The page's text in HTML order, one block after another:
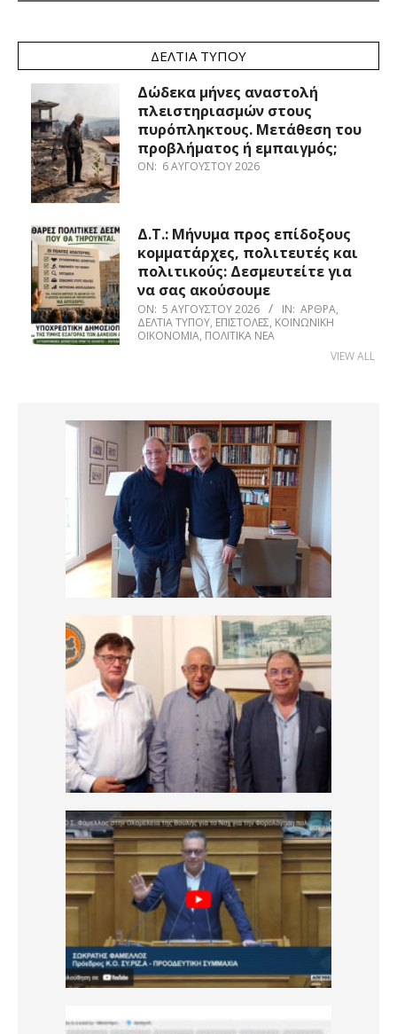
ΔΕΛΤΊΑ ΤΎΠΟΥ
Δώδεκα μήνες αναστολή
πλειστηριασμών στους
πυρόπληκτους. Μετάθεση του
προβλήματος ή εμπαιγμός;
ON: 6 ΑΥΓΟΎΣΤΟΥ 2026
Δ.Τ.: Μήνυμα προς επίδοξους
κομματάρχες, πολιτευτές και
πολιτικούς: Δεσμευτείτε για
να σας ακούσουμε
ON: 5 ΑΥΓΟΎΣΤΟΥ 2026 IN: ΆΡΘΡΑ,
ΔΕΛΤΊΑ ΤΎΠΟΥ, ΕΠΙΣΤΟΛΈΣ, ΚΟΙΝΩΝΙΚΉ
ΟΙΚΟΝΟΜΊΑ, ΠΟΛΙΤΙΚΆ ΝΈΑ
VIEW ALL